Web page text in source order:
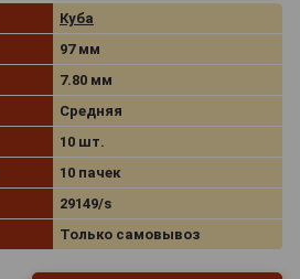
Куба
97 мм
7.80 мм
Средняя
10 шт.
10 пачек
29149/s
Только самовывоз